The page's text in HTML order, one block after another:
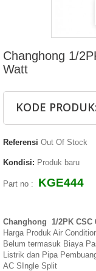
Changhong 1/
Watt
KODE
Referensi Out Of Stock
Kondisi: Produk baru
Part no : KGE444
Changhong 1/2PK CSC
Harga Produk Air
Belum termasuk Biaya
Listrik dan Pipa
AC SIngle Split